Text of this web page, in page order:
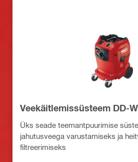
Veekäitlemissüsteem DD-
Üks seade teemantpuurimise
jahutusveega varustamiseks ja
filtreerimiseks